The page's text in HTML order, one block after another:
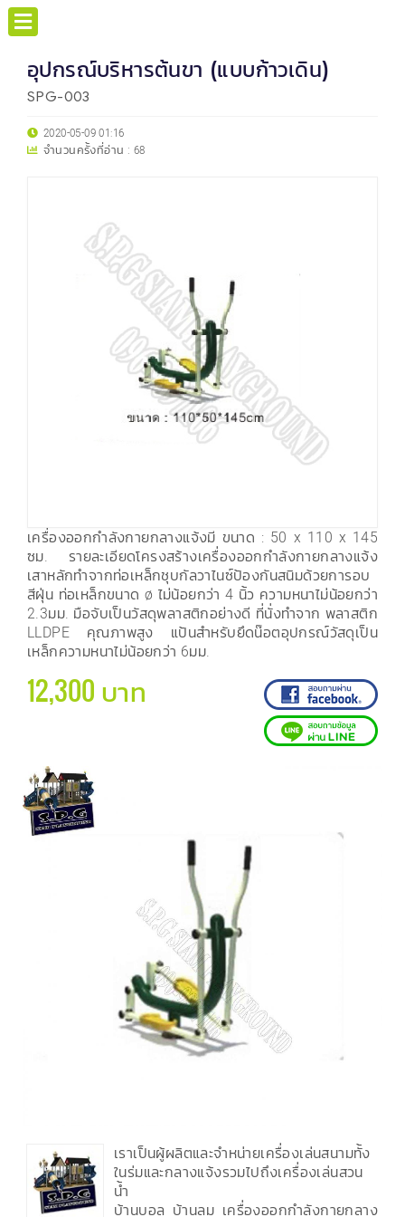
อุปกรณ์บริหารต้นขา (แบบก้าวเดิน)
SPG-003
2020-05-09 01:16
จำนวนครั้งที่อ่าน : 68
เครื่องออกกำลังกายกลางแจ้งมี ขนาด : 50 x 110 x 145
ซม. รายละเอียดโครงสร้างเครื่องออกกำลังกายกลางแจ้ง
เสาหลักทำจากท่อเหล็กชุบกัลวาไนซ์ป้องกันสนิมด้วยการอบ
สีฝุ่น ท่อเหล็กขนาด ø ไม่น้อยกว่า 4 นิ้ว ความหนาไม่น้อยกว่า
2.3มม. มือจับเป็นวัสดุพลาสติกอย่างดี ที่นั่งทำจาก พลาสติก
LLDPE คุณภาพสูง แป้นสำหรับยึดน๊อตอุปกรณ์วัสดุเป็น
เหล็กความหนาไม่น้อยกว่า 6มม.
12,300 บาท
เราเป็นผู้ผลิตและจำหน่ายเครื่องเล่นสนามทั้ง
ในร่มและกลางแจ้งรวมไปถึงเครื่องเล่นสวน
น้ำ
บ้านบอล บ้านลม เครื่องออกกำลังกายกลาง